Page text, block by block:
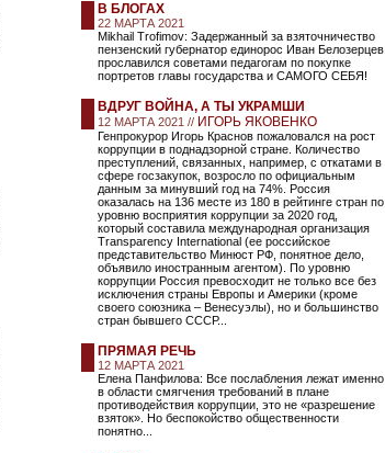
В БЛОГАХ
22 МАРТА 2021
Mikhail Trofimov: Задержанный за взяточничество
пензенский губернатор единорос Иван Белозерцев
прославился советами педагогам по покупке
портретов главы государства и САМОГО СЕБЯ!
ВДРУГ ВОЙНА, А ТЫ УКРАМШИ
12 МАРТА 2021 // ИГОРЬ ЯКОВЕНКО
Генпрокурор Игорь Краснов пожаловался на рост
коррупции в поднадзорной стране. Количество
преступлений, связанных, например, с откатами в
сфере госзакупок, возросло по официальным
данным за минувший год на 74%. Россия
оказалась на 136 месте из 180 в рейтинге стран по
уровню восприятия коррупции за 2020 год,
который составила международная организация
Transparency International (ее российское
представительство Минюст РФ, понятное дело,
объявило иностранным агентом). По уровню
коррупции Россия превосходит не только все без
исключения страны Европы и Америки (кроме
своего союзника – Венесуэлы), но и большинство
стран бывшего СССР...
ПРЯМАЯ РЕЧЬ
12 МАРТА 2021
Елена Панфилова: Все послабления лежат именно
в области смягчения требований в плане
противодействия коррупции, это не «разрешение
взяток». Но беспокойство общественности
понятно...